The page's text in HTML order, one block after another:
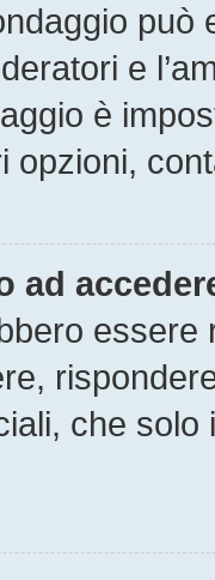
può
e
è
opzioni,
ad
che solo